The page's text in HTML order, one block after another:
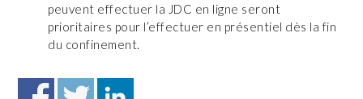
peuvent effectuer la JDC en ligne seront
prioritaires pour l’effectuer en présentiel dès la fin
du confinement.